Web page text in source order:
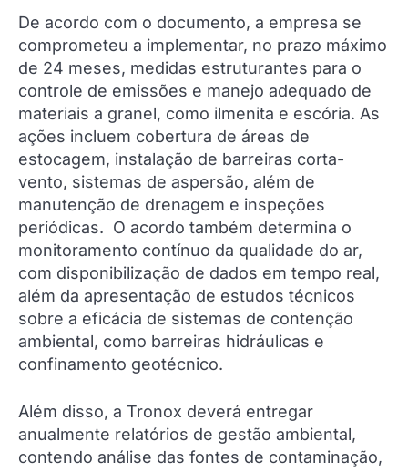
De acordo com o documento, a empresa se
comprometeu a implementar, no prazo máximo
de 24 meses, medidas estruturantes para o
controle de emissões e manejo adequado de
materiais a granel, como ilmenita e escória. As
ações incluem cobertura de áreas de
estocagem, instalação de barreiras corta-
vento, sistemas de aspersão, além de
manutenção de drenagem e inspeções
periódicas. O acordo também determina o
monitoramento contínuo da qualidade do ar,
com disponibilização de dados em tempo real,
além da apresentação de estudos técnicos
sobre a eficácia de sistemas de contenção
ambiental, como barreiras hidráulicas e
confinamento geotécnico.
Além disso, a Tronox deverá entregar
anualmente relatórios de gestão ambiental,
contendo análise das fontes de contaminação,